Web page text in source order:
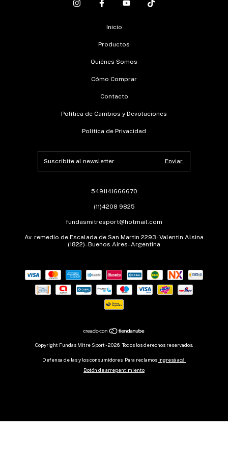
Inicio
Productos
Quiénes Somos
Cómo Comprar
Contacto
Política de Cambios y Devoluciones
Política de Privacidad
5491141666670
(11)4208 9825
fundasmitresport@hotmail.com
Av. remedio de Escalada de San Martin 2293- Valentin Alsina
(1822)- Buenos Aires- Argentina
Copyright Fundas Mitre Sport - 2026. Todos los derechos reservados.
Defensa de las y los consumidores. Para reclamos ingresá acá.
Botón de arrepentimiento